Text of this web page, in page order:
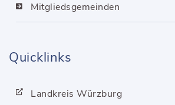
Mitgliedsgemeinden
Quicklinks
Landkreis Würzburg